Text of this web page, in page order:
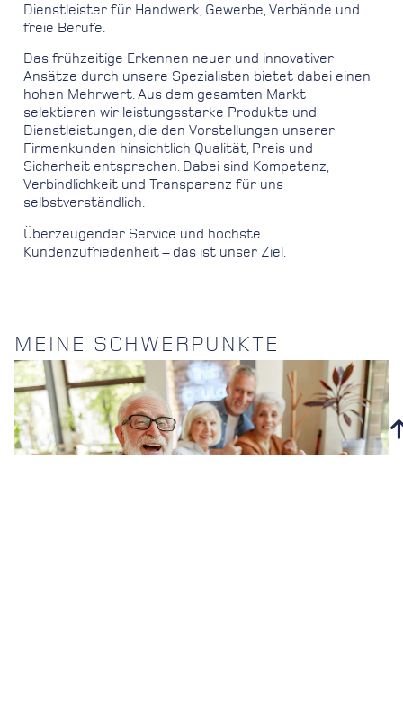
Dienstleister für Handwerk, Gewerbe, Verbände und
freie Berufe.
Das frühzeitige Erkennen neuer und innovativer
Ansätze durch unsere Spezialisten bietet dabei einen
hohen Mehrwert. Aus dem gesamten Markt
selektieren wir leistungsstarke Produkte und
Dienstleistungen, die den Vorstellungen unserer
Firmenkunden hinsichtlich Qualität, Preis und
Sicherheit entsprechen. Dabei sind Kompetenz,
Verbindlichkeit und Transparenz für uns
selbstverständlich.
Überzeugender Service und höchste
Kundenzufriedenheit – das ist unser Ziel.
MEINE SCHWERPUNKTE